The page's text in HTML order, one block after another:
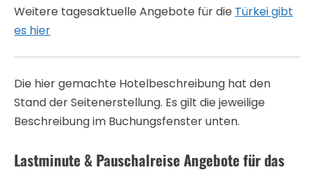
Weitere tagesaktuelle Angebote für die Türkei gibt
es hier
Die hier gemachte Hotelbeschreibung hat den
Stand der Seitenerstellung. Es gilt die jeweilige
Beschreibung im Buchungsfenster unten.
Lastminute & Pauschalreise Angebote für das